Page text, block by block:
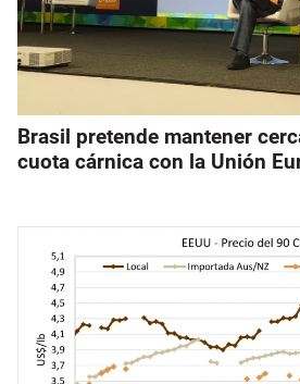
Brasil pretende mantener
cuota cárnica con la Unión